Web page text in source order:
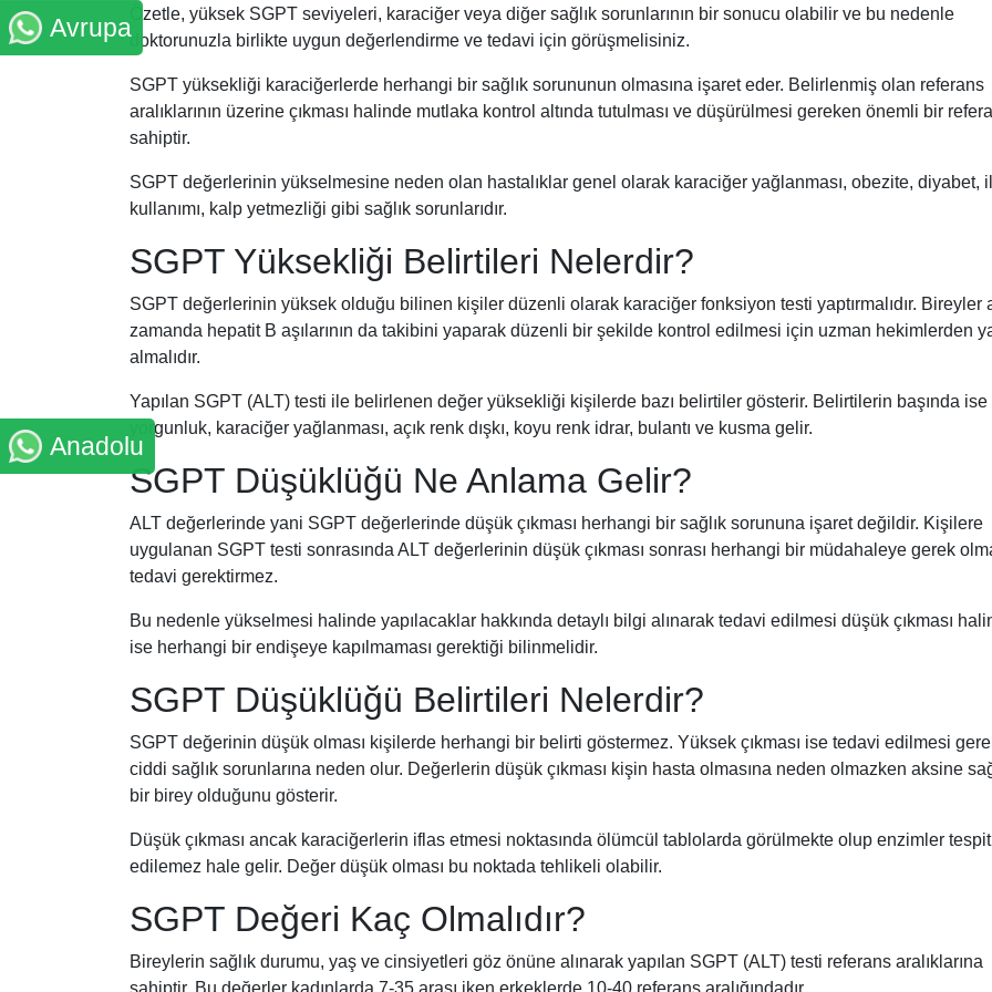
Avrupa
Anadolu
Özetle, yüksek SGPT seviyeleri, karaciğer veya diğer sağlık sorunlarının bir sonucu olabilir ve bu nedenle
doktorunuzla birlikte uygun değerlendirme ve tedavi için görüşmelisiniz.
SGPT yüksekliği karaciğerlerde herhangi bir sağlık sorununun olmasına işaret eder. Belirlenmiş olan referans
aralıklarının üzerine çıkması halinde mutlaka kontrol altında tutulması ve düşürülmesi gereken önemli bir
sahiptir.
SGPT değerlerinin yükselmesine neden olan hastalıklar genel olarak karaciğer yağlanması, obezite, diyabet,
kullanımı, kalp yetmezliği gibi sağlık sorunlarıdır.
SGPT Yüksekliği Belirtileri Nelerdir?
SGPT değerlerinin yüksek olduğu bilinen kişiler düzenli olarak karaciğer fonksiyon testi yaptırmalıdır. Bireyler
zamanda hepatit B aşılarının da takibini yaparak düzenli bir şekilde kontrol edilmesi için uzman hekimlerden
almalıdır.
Yapılan SGPT (ALT) testi ile belirlenen değer yüksekliği kişilerde bazı belirtiler gösterir. Belirtilerin başında ise
yorgunluk, karaciğer yağlanması, açık renk dışkı, koyu renk idrar, bulantı ve kusma gelir.
SGPT Düşüklüğü Ne Anlama Gelir?
ALT değerlerinde yani SGPT değerlerinde düşük çıkması herhangi bir sağlık sorununa işaret değildir. Kişilere
uygulanan SGPT testi sonrasında ALT değerlerinin düşük çıkması sonrası herhangi bir müdahaleye gerek
tedavi gerektirmez.
Bu nedenle yükselmesi halinde yapılacaklar hakkında detaylı bilgi alınarak tedavi edilmesi düşük çıkması
ise herhangi bir endişeye kapılmaması gerektiği bilinmelidir.
SGPT Düşüklüğü Belirtileri Nelerdir?
SGPT değerinin düşük olması kişilerde herhangi bir belirti göstermez. Yüksek çıkması ise tedavi edilmesi
ciddi sağlık sorunlarına neden olur. Değerlerin düşük çıkması kişin hasta olmasına neden olmazken aksine
bir birey olduğunu gösterir.
Düşük çıkması ancak karaciğerlerin iflas etmesi noktasında ölümcül tablolarda görülmekte olup enzimler tespit
edilemez hale gelir. Değer düşük olması bu noktada tehlikeli olabilir.
SGPT Değeri Kaç Olmalıdır?
Bireylerin sağlık durumu, yaş ve cinsiyetleri göz önüne alınarak yapılan SGPT (ALT) testi referans aralıklarına